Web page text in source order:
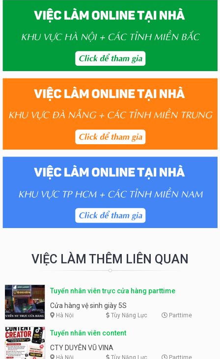
VIỆC LÀM THÊM LIÊN QUAN
Tuyển nhân viên trực cửa hàng parttime
Cửa hàng vệ sinh giày 5S
Hà Nội Tùy Năng Lực Parttime
Tuyển nhân viên content
CTY DUYÊN VŨ VINA
Hà Nội Tùy Năng Lực Parttime